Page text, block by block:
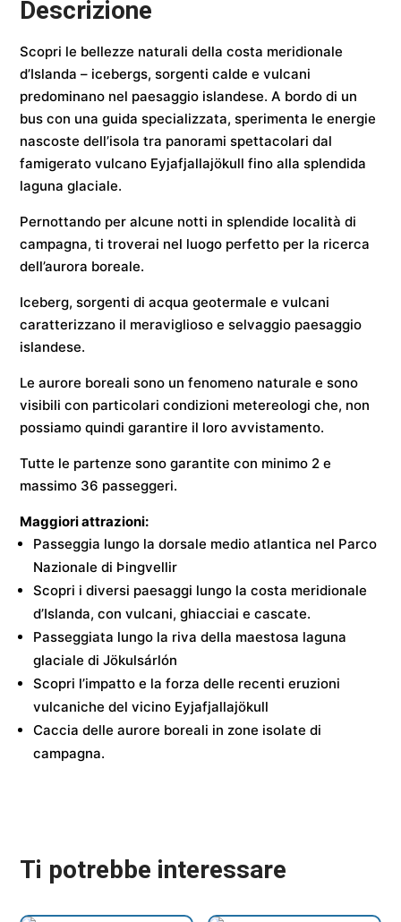
Descrizione
Scopri le bellezze naturali della costa meridionale
d’Islanda – icebergs, sorgenti calde e vulcani
predominano nel paesaggio islandese. A bordo di un
bus con una guida specializzata, sperimenta le energie
nascoste dell’isola tra panorami spettacolari dal
famigerato vulcano Eyjafjallajökull fino alla splendida
laguna glaciale.
Pernottando per alcune notti in splendide località di
campagna, ti troverai nel luogo perfetto per la ricerca
dell’aurora boreale.
Iceberg, sorgenti di acqua geotermale e vulcani
caratterizzano il meraviglioso e selvaggio paesaggio
islandese.
Le aurore boreali sono un fenomeno naturale e sono
visibili con particolari condizioni metereologi che, non
possiamo quindi garantire il loro avvistamento.
Tutte le partenze sono garantite con minimo 2 e
massimo 36 passeggeri.
Maggiori attrazioni:
Passeggia lungo la dorsale medio atlantica nel Parco
Nazionale di Þingvellir
Scopri i diversi paesaggi lungo la costa meridionale
d’Islanda, con vulcani, ghiacciai e cascate.
Passeggiata lungo la riva della maestosa laguna
glaciale di Jökulsárlón
Scopri l’impatto e la forza delle recenti eruzioni
vulcaniche del vicino Eyjafjallajökull
Caccia delle aurore boreali in zone isolate di
campagna.
Ti potrebbe interessare